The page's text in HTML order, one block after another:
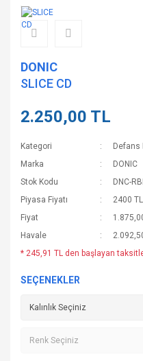
DONIC
SLICE CD
2.250,00 TL
Kategori
Defans
Marka
DONIC
Stok Kodu
DNC-
Piyasa Fiyatı
2400 TL
Fiyat
Havale
* 245,91 TL den başlayan
SEÇENEKLER